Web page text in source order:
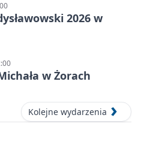
2026 w
w Żorach
Kolejne wydarzenia